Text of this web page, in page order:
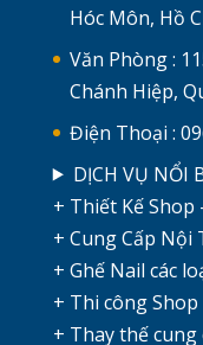
Hóc Môn, Hồ
Văn Phòng :
Chánh Hiệp,
Điện Thoại :
DỊCH VỤ NỔI
+ Thiết Kế Shop
+ Cung Cấp Nội
+ Ghế Nail các
+ Thi công Shop
+ Thay thế